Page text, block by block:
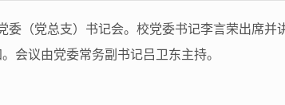
（党总支）书记会。校党委书记李言荣出席
会议由党委常务副书记吕卫东主持。